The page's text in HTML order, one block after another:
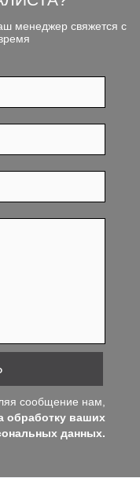
менеджер свяжется с
сообщение нам,
обработку ваших
данных.